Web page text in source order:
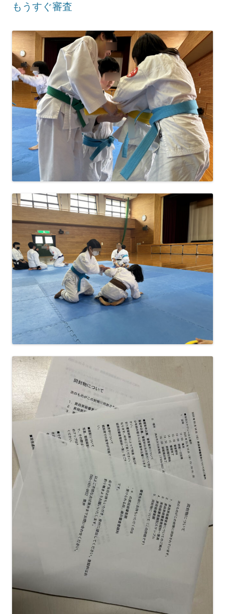
もうすぐ審査